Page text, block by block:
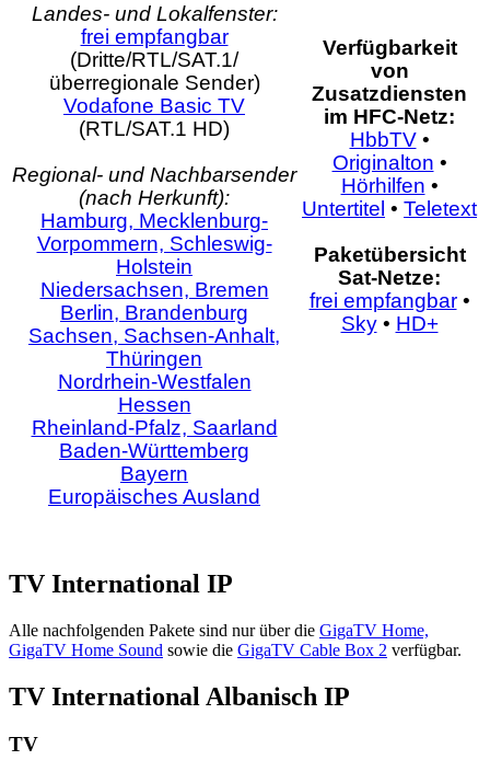
Landes- und Lokalfenster:
frei empfangbar
(Dritte/RTL/SAT.1/
überregionale Sender)
Vodafone Basic TV
(RTL/SAT.1 HD)
Regional- und Nachbarsender
(nach Herkunft):
Hamburg, Mecklenburg-
Vorpommern, Schleswig-
Holstein
Niedersachsen, Bremen
Berlin, Brandenburg
Sachsen, Sachsen-Anhalt,
Thüringen
Nordrhein-Westfalen
Hessen
Rheinland-Pfalz, Saarland
Baden-Württemberg
Bayern
Europäisches Ausland
Verfügbarkeit
von
Zusatzdiensten
im HFC-Netz:
HbbTV•
Originalton •
Hörhilfen •
Untertitel • Teletext
Paketübersicht
Sat-Netze:
frei empfangbar•
Sky• HD+
TV International IP
Alle nachfolgenden Pakete sind nur über die GigaTV Home,
GigaTV Home Sound sowie die GigaTV Cable Box 2 verfügbar.
TV International Albanisch IP
TV